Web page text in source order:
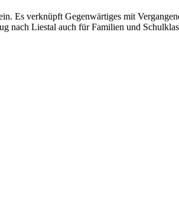
Es verknüpft Gegenwärtiges mit
nach Liestal auch für Familien und